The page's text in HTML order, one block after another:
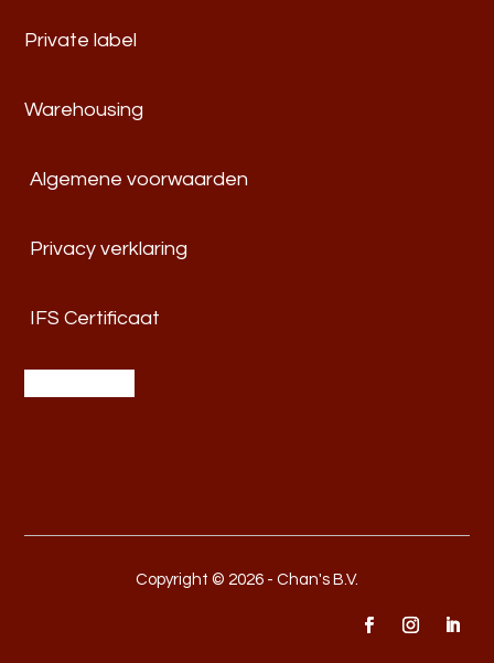
Algemene voorwaarden
Privacy verklaring
IFS Certificaat
Private label
Warehousing
Copyright © 2026 - Chan's B.V.